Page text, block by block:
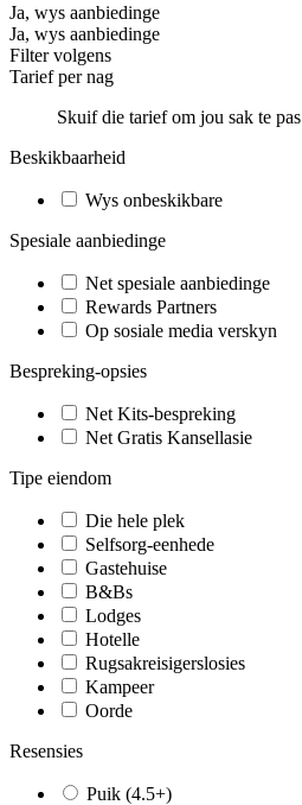
Ja, wys aanbiedinge
Ja, wys aanbiedinge
Filter volgens
Tarief per nag
Skuif die tarief om jou sak te pas
Beskikbaarheid
Wys onbeskikbare
Spesiale aanbiedinge
Net spesiale aanbiedinge
Rewards Partners
Op sosiale media verskyn
Bespreking-opsies
Net Kits-bespreking
Net Gratis Kansellasie
Tipe eiendom
Die hele plek
Selfsorg-eenhede
Gastehuise
B&Bs
Lodges
Hotelle
Rugsakreisigerslosies
Kampeer
Oorde
Resensies
Puik (4.5+)